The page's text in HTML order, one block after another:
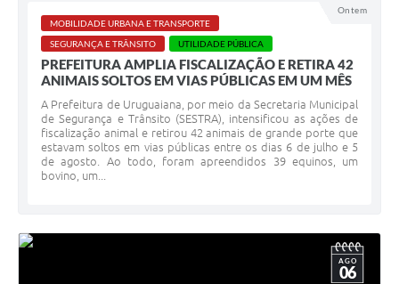
Ontem
MOBILIDADE URBANA E TRANSPORTE
SEGURANÇA E TRÂNSITO
UTILIDADE PÚBLICA
PREFEITURA AMPLIA FISCALIZAÇÃO E RETIRA 42
ANIMAIS SOLTOS EM VIAS PÚBLICAS EM UM MÊS
A Prefeitura de Uruguaiana, por meio da Secretaria Municipal
de Segurança e Trânsito (SESTRA), intensificou as ações de
fiscalização animal e retirou 42 animais de grande porte que
estavam soltos em vias públicas entre os dias 6 de julho e 5
de agosto. Ao todo, foram apreendidos 39 equinos, um
bovino, um...
AGO
06